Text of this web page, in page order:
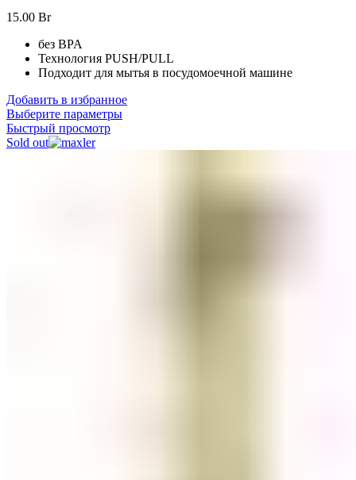
15.00 Br
без BPA
Технология PUSH/PULL
Подходит для мытья в посудомоечной машине
Добавить в избранное
Выберите параметры
Быстрый просмотр
Sold out